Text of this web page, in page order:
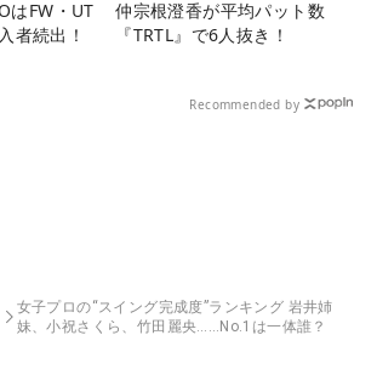
はFW・UT
者続出！
仲宗根澄香が平均パット数
『TRTL』で6人抜き！
Recommended by
女子プロの“スイング完成度”ランキング 岩井姉
妹、小祝さくら、竹田麗央……No.1は一体誰？